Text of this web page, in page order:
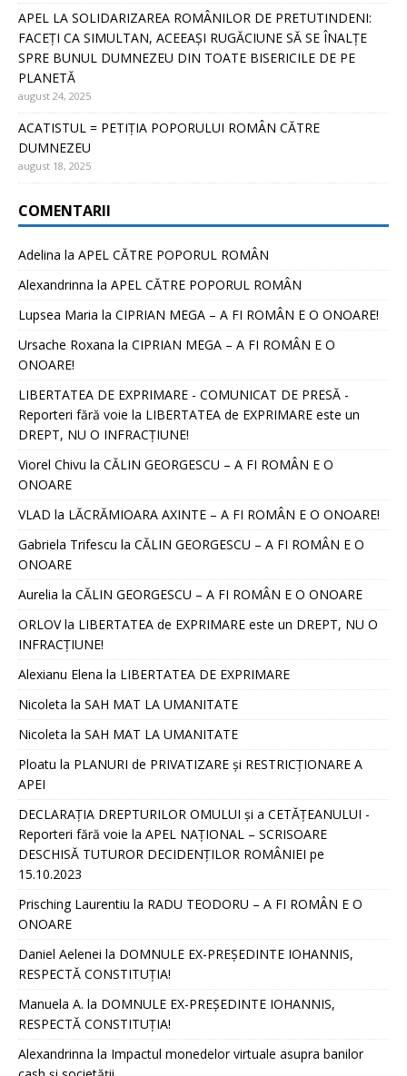
APEL LA SOLIDARIZAREA ROMÂNILOR DE PRETUTINDENI:
FACEȚI CA SIMULTAN, ACEEAȘI RUGĂCIUNE SĂ SE ÎNALȚE
SPRE BUNUL DUMNEZEU DIN TOATE BISERICILE DE PE
PLANETĂ
august 24, 2025
ACATISTUL = PETIȚIA POPORULUI ROMÂN CĂTRE
DUMNEZEU
august 18, 2025
COMENTARII
Adelina la APEL CĂTRE POPORUL ROMÂN
Alexandrinna la APEL CĂTRE POPORUL ROMÂN
Lupsea Maria la CIPRIAN MEGA – A FI ROMÂN E O ONOARE!
Ursache Roxana la CIPRIAN MEGA – A FI ROMÂN E O
ONOARE!
LIBERTATEA DE EXPRIMARE - COMUNICAT DE PRESĂ -
Reporteri fără voie la LIBERTATEA de EXPRIMARE este un
DREPT, NU O INFRACȚIUNE!
Viorel Chivu la CĂLIN GEORGESCU – A FI ROMÂN E O
ONOARE
VLAD la LĂCRĂMIOARA AXINTE – A FI ROMÂN E O ONOARE!
Gabriela Trifescu la CĂLIN GEORGESCU – A FI ROMÂN E O
ONOARE
Aurelia la CĂLIN GEORGESCU – A FI ROMÂN E O ONOARE
ORLOVla LIBERTATEA de EXPRIMARE este un DREPT, NU O
INFRACȚIUNE!
Alexianu Elena la LIBERTATEA DE EXPRIMARE
Nicoleta la SAH MAT LA UMANITATE
Nicoleta la SAH MAT LA UMANITATE
Ploatu la PLANURI de PRIVATIZARE și RESTRICȚIONARE A
APEI
DECLARAȚIA DREPTURILOR OMULUI și a CETĂȚEANULUI -
Reporteri fără voie la APEL NAȚIONAL – SCRISOARE
DESCHISĂ TUTUROR DECIDENȚILOR ROMÂNIEI pe
15.10.2023
Prisching Laurentiu la RADU TEODORU – A FI ROMÂN E O
ONOARE
Daniel Aelenei la DOMNULE EX-PREȘEDINTE IOHANNIS,
RESPECTĂ CONSTITUȚIA!
Manuela A. la DOMNULE EX-PREȘEDINTE IOHANNIS,
RESPECTĂ CONSTITUȚIA!
Alexandrinna la Impactul monedelor virtuale asupra banilor